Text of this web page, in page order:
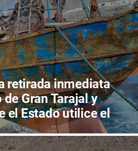
retirada inmediata
Gran Tarajal y
el Estado utilice el
el "vertedero de